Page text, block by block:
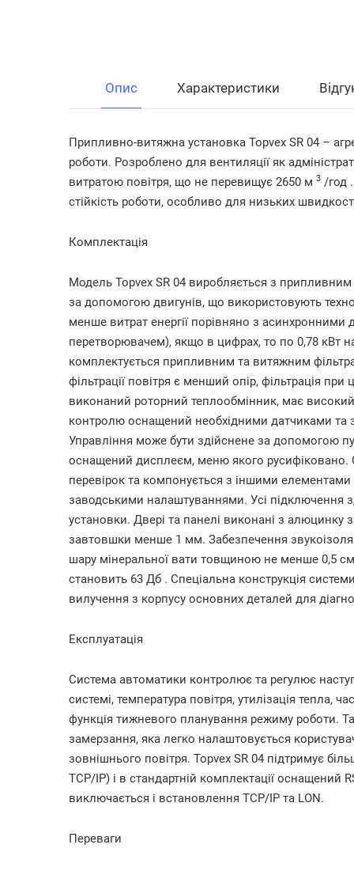
Опис Характеристики
Припливно-витяжна установка Topvex SR 04 –
роботи. Розроблено для вентиляції як
витратою повітря, що не перевищує 2650 м 3 /год
стійкість роботи, особливо для низьких
Комплектація
Модель Topvex SR 04 виробляється з
за допомогою двигунів, що використовують
менше витрат енергії порівняно з
перетворювачем), якщо в цифрах, то по 0,78 кВт
комплектується припливним та витяжним
фільтрації повітря є менший опір, фільтрація
виконаний роторний теплообмінник, має
контролю оснащений необхідними датчиками та
Управління може бути здійснене за допомогою
оснащений дисплеєм, меню якого русифіковано.
перевірок та компонується з іншими елементами
заводськими налаштуваннями. Усі підключення
установки. Двері та панелі виконані з алюцинку
завтовшки менше 1 мм. Забезпечення
шару мінеральної вати товщиною не менше 0,5
становить 63 Дб . Спеціальна конструкція
вилучення з корпусу основних деталей для
Експлуатація
Система автоматики контролює та регулює
системі, температура повітря, утилізація тепла,
функція тижневого планування режиму роботи.
замерзання, яка легко налаштовується
зовнішнього повітря. Topvex SR 04 підтримує
TCP/IP) і в стандартній комплектації оснащений
виключається і встановлення TCP/IP та LON.
Переваги